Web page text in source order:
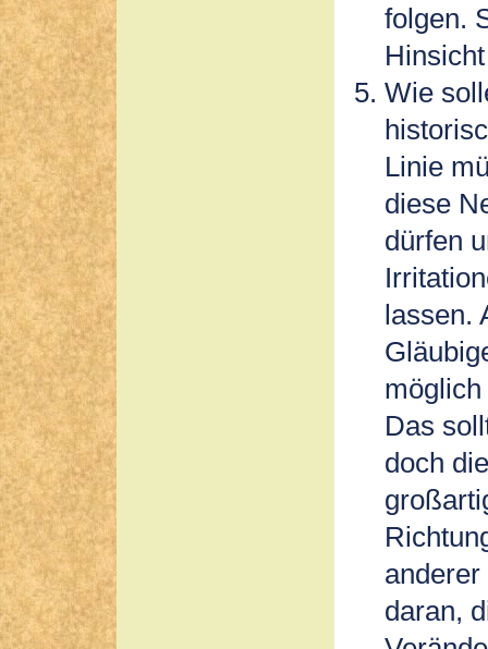
folgen.
Wie
Linie
diese
dürfen
lassen.
Das
doch
daran,